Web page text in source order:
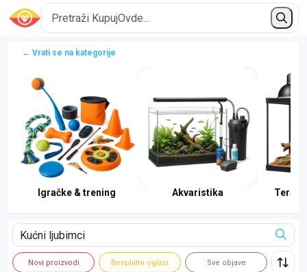
← Vrati se na kategorije
Igračke & trening Akvaristika
Novi proizvodi Besplatni oglasi Sve objave